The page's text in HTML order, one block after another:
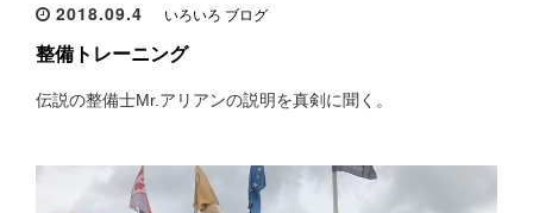
2018.09.4 いろいろ ブログ
整備トレーニング
伝説の整備士Mr.アリアンの説明を真剣に聞く。